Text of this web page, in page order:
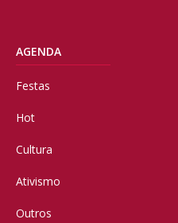
AGENDA
Festas
Hot
Cultura
Ativismo
Outros